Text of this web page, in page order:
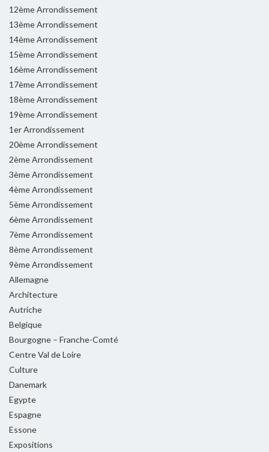
12ème Arrondissement
13ème Arrondissement
14ème Arrondissement
15ème Arrondissement
16ème Arrondissement
17ème Arrondissement
18ème Arrondissement
19ème Arrondissement
1er Arrondissement
20ème Arrondissement
2ème Arrondissement
3ème Arrondissement
4ème Arrondissement
5ème Arrondissement
6ème Arrondissement
7ème Arrondissement
8ème Arrondissement
9ème Arrondissement
Allemagne
Architecture
Autriche
Belgique
Bourgogne – Franche-Comté
Centre Val de Loire
Culture
Danemark
Egypte
Espagne
Essone
Expositions